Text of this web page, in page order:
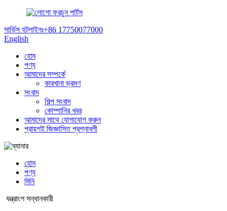
ফরচুন পার্টস
সার্ভিস হটলাইনঃ+86 17750077000
English
হোম
পণ্য
আমাদের সম্পর্কে
কারখানা ভ্রমণ
সংবাদ
শিল্প সংবাদ
কোম্পানির খবর
আমাদের সাথে যোগাযোগ করুন
প্রায়শই জিজ্ঞাসিত প্রশ্নাবলী
হোম
পণ্য
মিনি
যন্ত্রাংশ সন্ধানকারী